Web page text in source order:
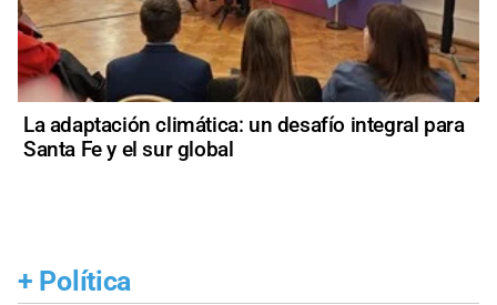
La adaptación climática: un desafío integral para
Santa Fe y el sur global
+ Política